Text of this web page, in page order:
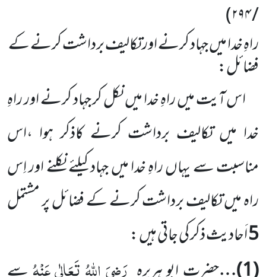
/۲۹۴)
راہِ خدا میں جہاد کرنے اور تکالیف برداشت کرنے کے
فضائل:
اس آیت میں راہِ خدا میں نکل کر جہاد کرنے اور راہِ
خدا میں تکالیف برداشت کرنے کاذکر ہوا ،اس
مناسبتسے یہاں راہِ خدا میں جہاد کیلئے نکلنے اور اِس
راہ میں تکالیف برداشت کرنے کے فضائل پر مشتمل
5اَحادیث ذکر کی جاتی ہیں :
رَضِیَ اللہُ تَعَالٰی عَنْہُ